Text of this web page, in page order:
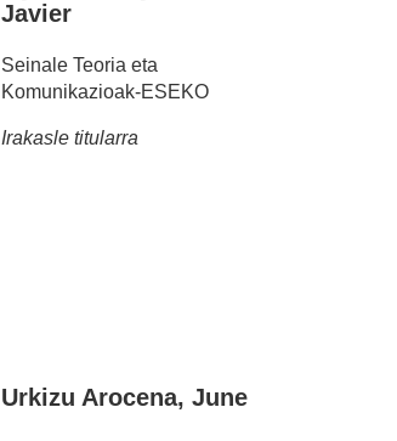
Javier
Seinale Teoria eta
Komunikazioak-ESEKO
Irakasle titularra
Urkizu Arocena, June